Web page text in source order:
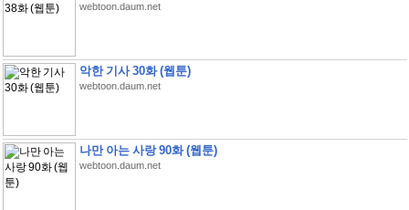
webtoon.daum.net
악한 기사 30화 (웹툰)
webtoon.daum.net
나만 아는 사랑 90화 (웹툰)
webtoon.daum.net